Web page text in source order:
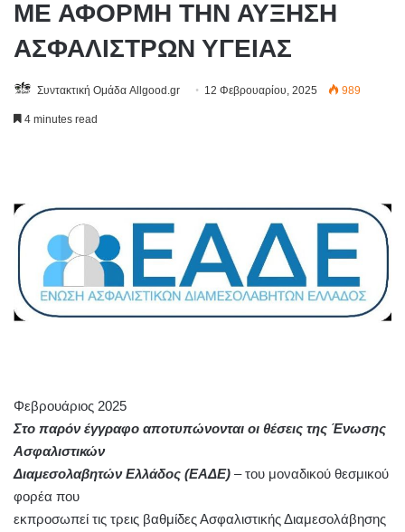
ΜΕ ΑΦΟΡΜΗ ΤΗΝ ΑΥΞΗΣΗ
ΑΣΦΑΛΙΣΤΡΩΝ ΥΓΕΙΑΣ
Συντακτική Ομάδα Allgood.gr 12 Φεβρουαρίου, 2025 989
4 minutes read
Φεβρουάριος 2025
Στο παρόν έγγραφο αποτυπώνονται οι θέσεις της Ένωσης
Ασφαλιστικών
Διαμεσολαβητών Ελλάδος (ΕΑΔΕ) – του μοναδικού θεσμικού
φορέα που
εκπροσωπεί τις τρεις βαθμίδες Ασφαλιστικής Διαμεσολάβησης